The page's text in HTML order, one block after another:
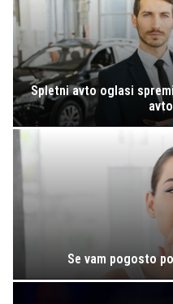
Spletni avto oglasi
Se vam pogosto